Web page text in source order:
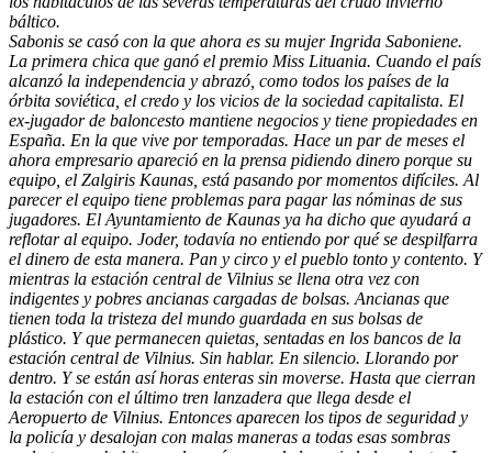
báltico.
Sabonis se casó con la que ahora es su mujer Ingrida Saboniene.
La primera chica que ganó el premio Miss Lituania. Cuando el país
alcanzó la independencia y abrazó, como todos los países de la
órbita soviética, el credo y los vicios de la sociedad capitalista. El
ex-jugador de baloncesto mantiene negocios y tiene propiedades en
España. En la que vive por temporadas. Hace un par de meses el
ahora empresario apareció en la prensa pidiendo dinero porque su
equipo, el Zalgiris Kaunas, está pasando por momentos difíciles. Al
parecer el equipo tiene problemas para pagar las nóminas de sus
jugadores. El Ayuntamiento de Kaunas ya ha dicho que ayudará a
reflotar al equipo. Joder, todavía no entiendo por qué se despilfarra
el dinero de esta manera. Pan y circo y el pueblo tonto y contento. Y
mientras la estación central de Vilnius se llena otra vez con
indigentes y pobres ancianas cargadas de bolsas. Ancianas que
tienen toda la tristeza del mundo guardada en sus bolsas de
plástico. Y que permanecen quietas, sentadas en los bancos de la
estación central de Vilnius. Sin hablar. En silencio. Llorando por
dentro. Y se están así horas enteras sin moverse. Hasta que cierran
la estación con el último tren lanzadera que llega desde el
Aeropuerto de Vilnius. Entonces aparecen los tipos de seguridad y
la policía y desalojan con malas maneras a todas esas sombras